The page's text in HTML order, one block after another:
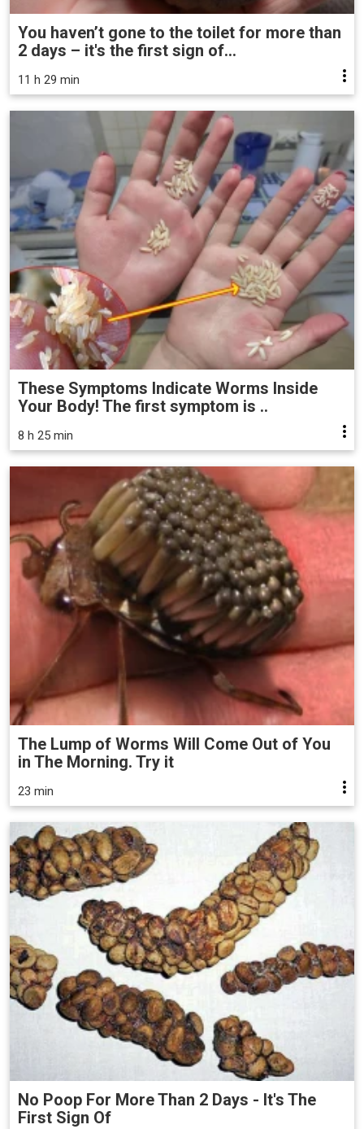
You haven’t gone to the toilet for more than
2 days – it's the first sign of...
11 h 29 min
These Symptoms Indicate Worms Inside
Your Body! The first symptom is ..
8 h 25 min
The Lump of Worms Will Come Out of You
in The Morning. Try it
23 min
No Poop For More Than 2 Days - It's The
First Sign Of